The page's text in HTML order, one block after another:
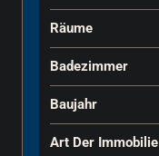
Räume
Badezimmer
Baujahr
Art Der Immobilie